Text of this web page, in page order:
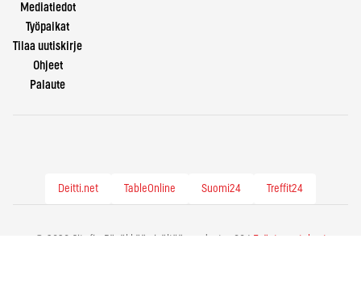
Mediatiedot
Työpaikat
Tilaa uutiskirje
Ohjeet
Palaute
Deitti.net TableOnline Suomi24 Treffit24